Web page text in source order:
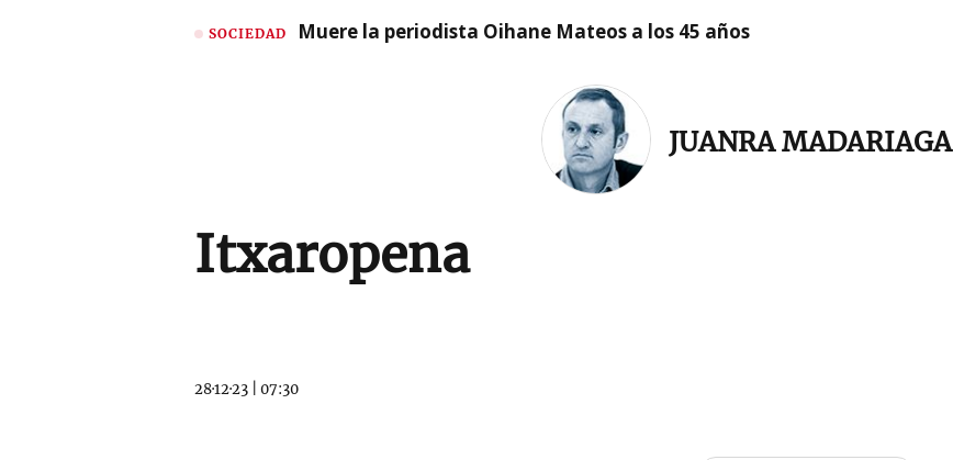
SOCIEDAD Muere la periodista Oihane Mateos a los 45 años
JUANRA MADARIAGA
Itxaropena
28·12·23 07:30